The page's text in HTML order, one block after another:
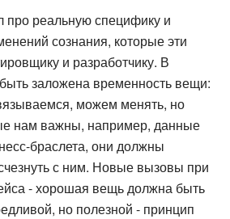
про реальную специфику и
сознания, которые эти
и разработчику. В
заложена временность вещи:
можем менять, но
нам важны, например, данные
браслета, они должны
с ним. Новые вызовы при
- хорошая вещь должна быть
но полезной - принцип